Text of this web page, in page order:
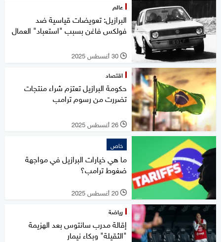
عالم
البرازيل: تعويضات قياسية ضد
فولكس فاغن بسبب "استعباد" العمال
l 30 أغسطس 2025
اقتصاد
حكومة البرازيل تعتزم شراء منتجات
تضررت من رسوم ترامب
l 26 أغسطس 2025
خاص
ما هي خيارات البرازيل في مواجهة
ضغوط ترامب؟
l 20 أغسطس 2025
رياضة
إقالة مدرب سانتوس بعد الهزيمة
"الثقيلة" وبكاء نيمار